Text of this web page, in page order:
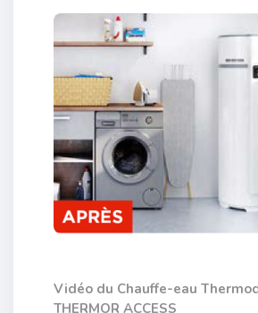
Vidéo du Chauffe-eau
THERMOR ACCESS